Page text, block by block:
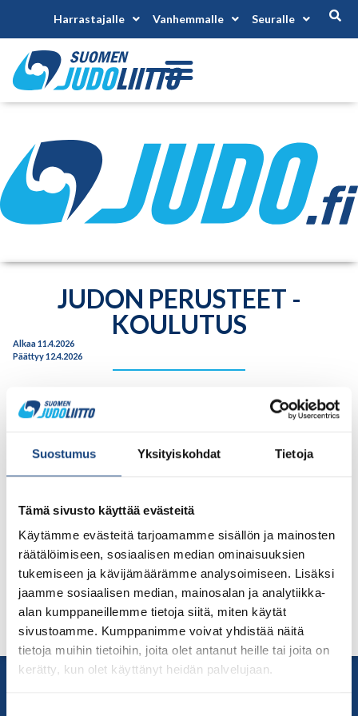
Suostumus Yksityiskohdat Tietoja
Tämä sivusto käyttää evästeitä
Käytämme evästeitä tarjoamamme sisällön ja mainosten
räätälöimiseen, sosiaalisen median ominaisuuksien
tukemiseen ja kävijämäärämme analysoimiseen. Lisäksi
jaamme sosiaalisen median, mainosalan ja analytiikka-
alan kumppaneillemme tietoja siitä, miten käytät
sivustoamme. Kumppanimme voivat yhdistää näitä
tietoja muihin tietoihin, joita olet antanut heille tai joita on
kerätty, kun olet käyttänyt heidän palvelujaan.
Harrastajalle Vanhemmalle Seuralle
JUDON PERUSTEET -
KOULUTUS
Alkaa 11.4.2026
Päättyy 12.4.2026
perusteet -kurssin Tohmajärvellä 11. – 12.4.2026.
Kurssin tavoitteena on antaa perustiedot judosta, sen
painottuu tatamilla käytäviin harjoituksiin, joissa opetellaan
ja sovelletaan judon periaatteita. Judon Perusteet on
Judoliiton koulutusjärjestelmän I-tason koulutus, joka on
edellytyksenä vihreän vyön suorittamiselle.
Lisätiedot ja ilmoittautuminen Suomisportissa täällä.
Yhteystiedot